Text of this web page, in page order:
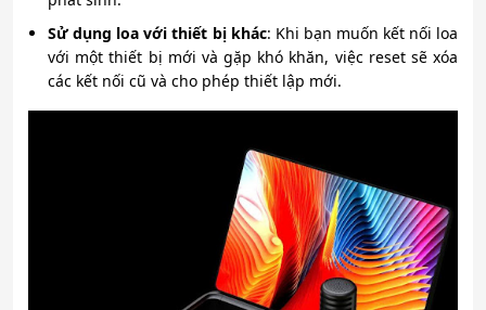
Sử dụng loa với thiết bị khác: Khi bạn muốn kết nối loa
với một thiết bị mới và gặp khó khăn, việc reset sẽ xóa
các kết nối cũ và cho phép thiết lập mới.